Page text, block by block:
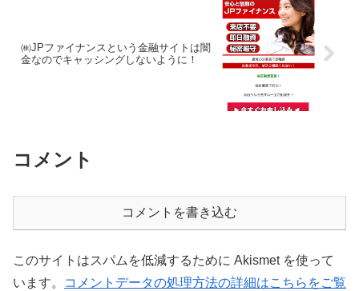
㈱JPファイナンスという金融サイトは闇
金なのでキャッシングしないように！
コメント
コメントを書き込む
このサイトはスパムを低減するために Akismet を使って
います。
コメントデータの処理方法の詳細はこちらをご覧